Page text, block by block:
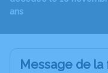
ans
Message de la